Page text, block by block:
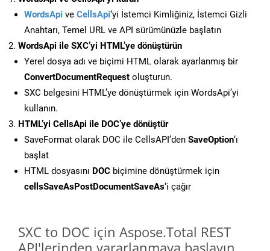
WordsApi ve CellsApi‘yi İstemci Kimliğiniz, İstemci Gizli
Anahtarı, Temel URL ve API sürümünüzle başlatın
WordsApi ile SXC’yi HTML’ye dönüştürün
Yerel dosya adı ve biçimi HTML olarak ayarlanmış bir
ConvertDocumentRequest oluşturun.
SXC belgesini HTML’ye dönüştürmek için WordsApi’yi
kullanın.
HTML’yi CellsApi ile DOC’ye dönüştür
SaveFormat olarak DOC ile CellsAPI’den SaveOption‘ı
başlat
HTML dosyasını DOC biçimine dönüştürmek için
cellsSaveAsPostDocumentSaveAs‘i çağır
SXC to DOC için Aspose.Total REST